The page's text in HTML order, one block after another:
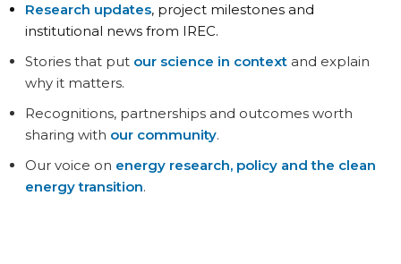
Research updates, project milestones and
institutional news from IREC.
Stories that put our science in contextand explain
why it matters.
Recognitions, partnerships and outcomes worth
sharing with our community.
Our voice on energy research, policy and the clean
energy transition.